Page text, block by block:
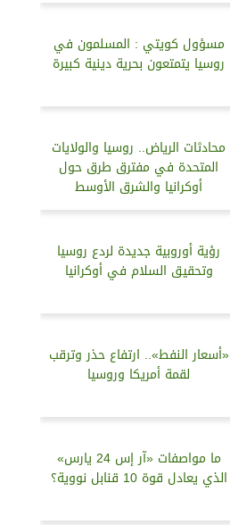
مسؤول كويتي : المسلمون في
روسيا يتمتعون بحرية دينية كبيرة
محادثات الرياض.. روسيا والولايات
المتحدة في مفترق طرق حول
أوكرانيا والشرق الأوسط
رؤية أوروبية جديدة لردع روسيا
وتحقيق السلام في أوكرانيا
«أسعار النفط».. ارتفاع حذر وترقب
لقمة أمريكا وروسيا
ما مواصفات «آر إس 24 يارس»
الذي يعادل قوة 10 قنابل نووية؟